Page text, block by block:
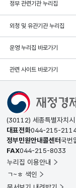
정부 관련기관 누리집
외청 및 유관기관 누리집
운영 누리집 바로가기
관련 사이트 바로가기
(30112) 세종특별자치
대표전화044-215-
정부민원안내콜센터국번
FAX044-215-8033
누리집 이용안내
ㄱ~ㅎ 색인